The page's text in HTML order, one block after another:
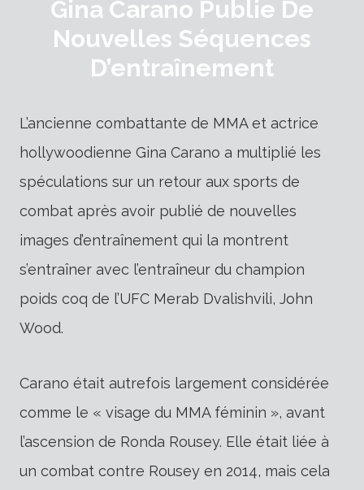
Gina Carano Publie De
Nouvelles Séquences
D’entraînement
L’ancienne combattante de MMA et actrice
hollywoodienne Gina Carano a multiplié les
spéculations sur un retour aux sports de
combat après avoir publié de nouvelles
images d’entraînement qui la montrent
s’entraîner avec l’entraîneur du champion
poids coq de l’UFC Merab Dvalishvili, John
Wood.
Carano était autrefois largement considérée
comme le « visage du MMA féminin », avant
l’ascension de Ronda Rousey. Elle était liée à
un combat contre Rousey en 2014, mais cela